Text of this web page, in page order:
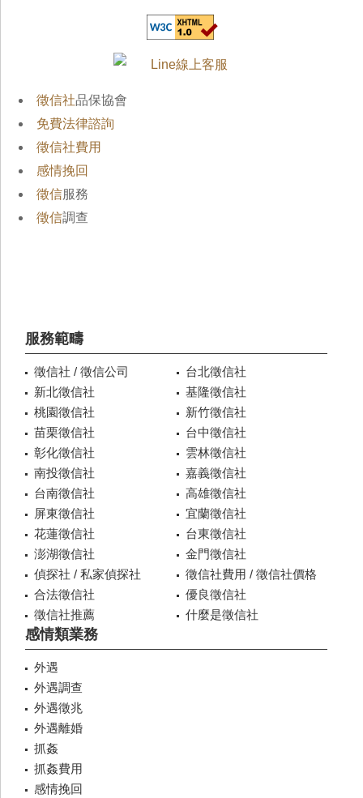
徵信社品保協會
免費法律諮詢
徵信社費用
感情挽回
徵信服務
徵信調查
服務範疇
徵信社 / 徵信公司
台北徵信社
新北徵信社
基隆徵信社
桃園徵信社
新竹徵信社
苗栗徵信社
台中徵信社
彰化徵信社
雲林徵信社
南投徵信社
嘉義徵信社
台南徵信社
高雄徵信社
屏東徵信社
宜蘭徵信社
花蓮徵信社
台東徵信社
澎湖徵信社
金門徵信社
偵探社 / 私家偵探社
徵信社費用 / 徵信社價格
合法徵信社
優良徵信社
徵信社推薦
什麼是徵信社
感情類業務
外遇
外遇調查
外遇徵兆
外遇離婚
抓姦
抓姦費用
感情挽回